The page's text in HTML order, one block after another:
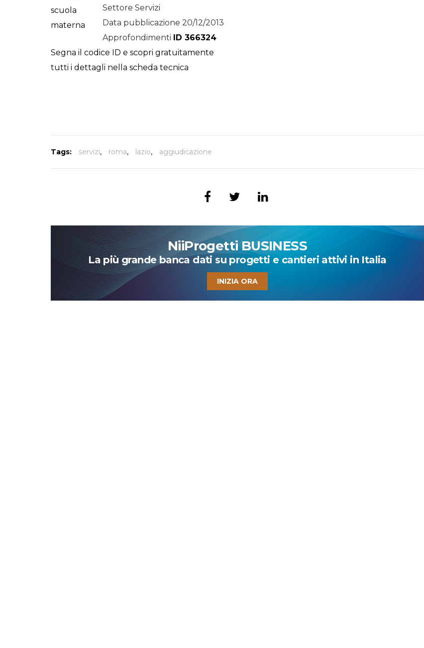
Settore Servizi
Data pubblicazione 20/12/2013
Approfondimenti ID 366324
Segna il codice ID e scopri gratuitamente
tutti i dettagli nella scheda tecnica
Tags: servizi, roma, lazio, aggiudicazione
NiiProgetti BUSINESS
La più grande banca dati su progetti e cantieri attivi in Italia
INIZIA ORA